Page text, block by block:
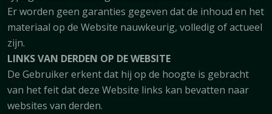
Er worden geen garanties gegeven dat de inhoud en het
materiaal op de Website nauwkeurig, volledig of actueel
zijn.
LINKS VAN DERDEN OP DE WEBSITE
De Gebruiker erkent dat hij op de hoogte is gebracht
van het feit dat deze Website links kan bevatten naar
websites van derden.